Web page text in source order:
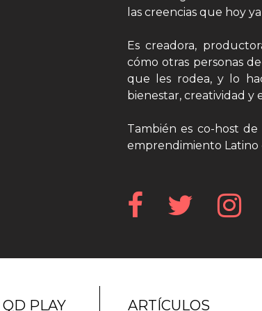
las creencias que hoy
Es creadora,
cómo otras personas
que les rodea, y lo
bienestar, creatividad y
También es co-host
emprendimiento Latino
QD PLAY ARTÍCULOS